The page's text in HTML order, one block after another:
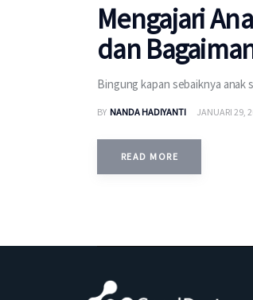
Mengajari
dan
Bingung kapan sebaiknya anak
BY NANDA HADIYANTI JANUARI 29,
READ MORE